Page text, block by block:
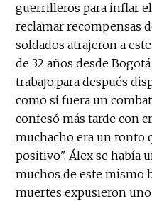
guerrilleros para inflar
reclamar recompensas
soldados atrajeron a
de 32 años desde
trabajo,para después
como si fuera un
confesó más tarde con
muchacho era un tonto
positivo". Álex se había
muchos de este mismo
muertes expusieron